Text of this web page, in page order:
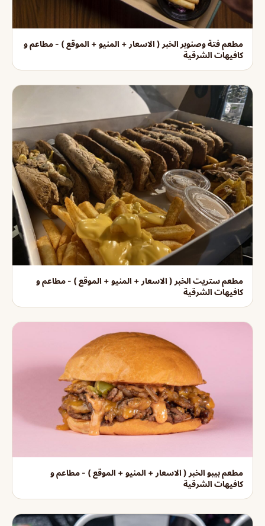
مطعم فتة وصنوبر الخبر ( الاسعار + المنيو + الموقع ) - مطاعم و
كافيهات الشرقية
مطعم ستريت الخبر ( الاسعار + المنيو + الموقع ) - مطاعم و
كافيهات الشرقية
مطعم بيبو الخبر ( الاسعار + المنيو + الموقع ) - مطاعم و
كافيهات الشرقية